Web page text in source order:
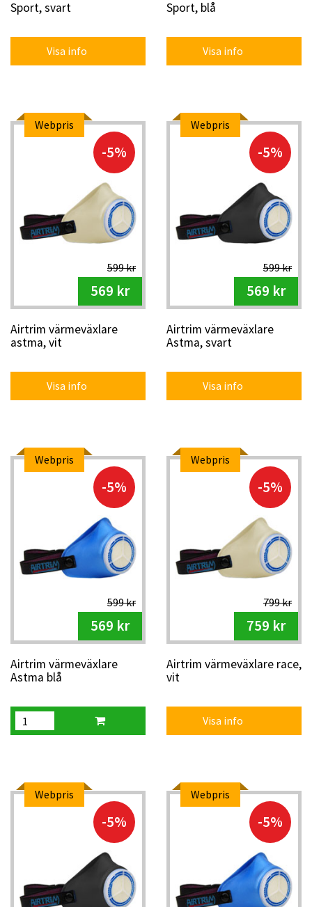
Sport, svart
Visa info
Sport, blå
Visa info
Webpris
-5%
599 kr
569 kr
Airtrim värmeväxlare
astma, vit
Visa info
Webpris
-5%
599 kr
569 kr
Airtrim värmeväxlare
Astma, svart
Visa info
Webpris
-5%
599 kr
569 kr
Airtrim värmeväxlare
Astma blå
Webpris
-5%
799 kr
759 kr
Airtrim värmeväxlare race,
vit
Visa info
Webpris
-5%
Webpris
-5%